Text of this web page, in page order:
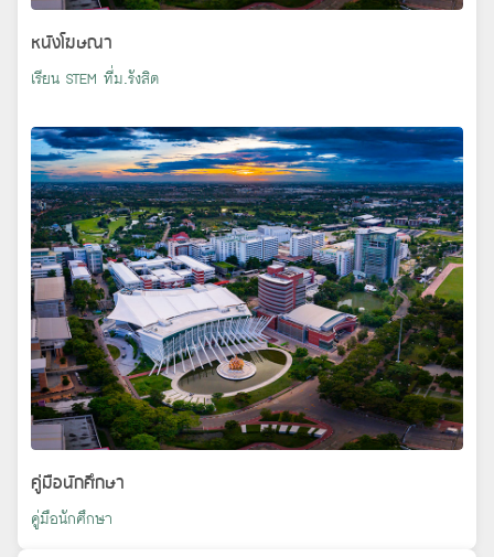
หนังโฆษณา
เรียน STEM ที่ม.รังสิต
คู่มือนักศึกษา
คู่มือนักศึกษา